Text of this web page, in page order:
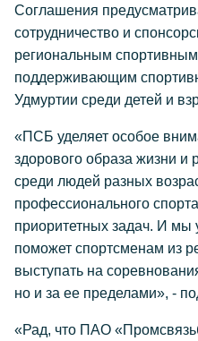
Соглашения
сотрудничество и
региональным
поддерживающим
Удмуртии среди детей и
«ПСБ уделяет особое
здорового образа жизни и
среди людей разных
профессионального
приоритетных задач. И мы
поможет спортсменам из
выступать на
но и за ее пределами», -
«Рад, что ПАО